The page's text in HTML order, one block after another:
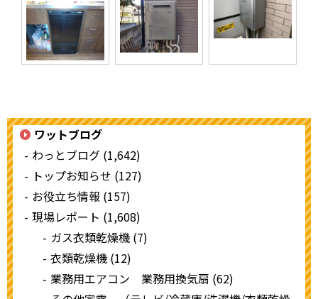
ワットブログ
わっとブログ (1,642)
トップお知らせ (127)
お役立ち情報 (157)
現場レポート (1,608)
ガス衣類乾燥機 (7)
衣類乾燥機 (12)
業務用エアコン 業務用換気扇 (62)